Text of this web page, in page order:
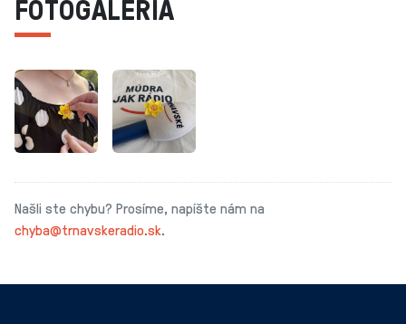
FOTOGALÉRIA
Našli ste chybu? Prosíme, napíšte nám na
chyba@trnavskeradio.sk.